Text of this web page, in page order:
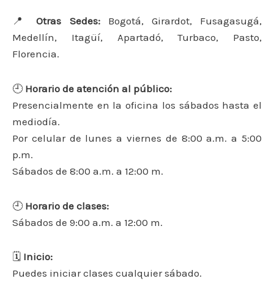
📍Otras Sedes:Bogotá, Girardot, Fusagasugá,
Medellín, Itagüí, Apartadó, Turbaco, Pasto,
Florencia.
🕘 Horario de atención al público:
Presencialmente en la oficina los sábados hasta el
mediodía.
Por celular de lunes a viernes de 8:00 a.m. a 5:00
p.m.
Sábados de 8:00 a.m. a 12:00 m.
🕘 Horario de clases:
Sábados de 9:00 a.m. a 12:00 m.
🗓 Inicio:
Puedes iniciar clases cualquier sábado.